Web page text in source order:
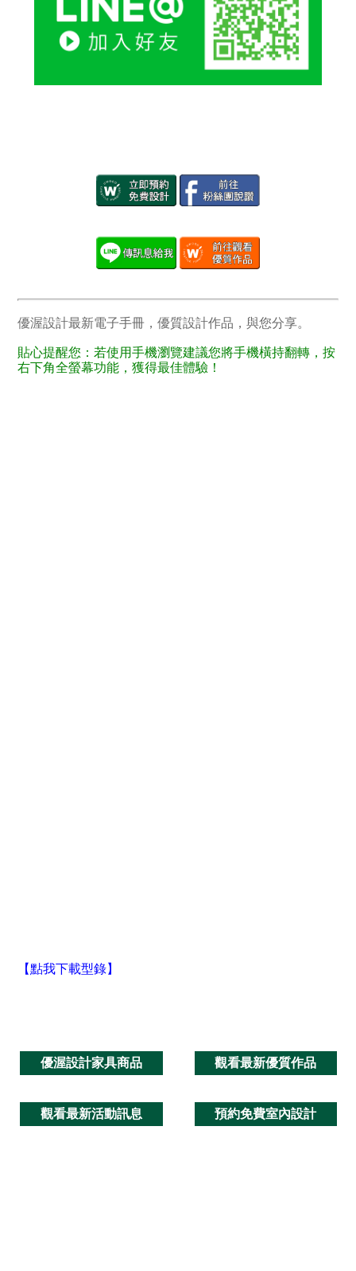
優渥設計最新電子手冊，優質設計作品，與您分享。
貼心提醒您：若使用手機瀏覽建議您將手機橫持翻轉，按
右下角全螢幕功能，獲得最佳體驗！
【點我下載型錄】
優渥設計家具商品 觀看最新優質作品
觀看最新活動訊息 預約免費室內設計